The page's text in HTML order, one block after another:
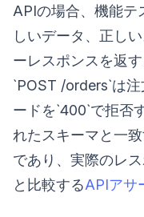
APIの場合、機能テ
しいデータ、正し
ーレスポンスを返
`POST /orders`は
ードを`400`で拒否
れたスキーマと一
であり、実際のレ
と比較するAPIアサ